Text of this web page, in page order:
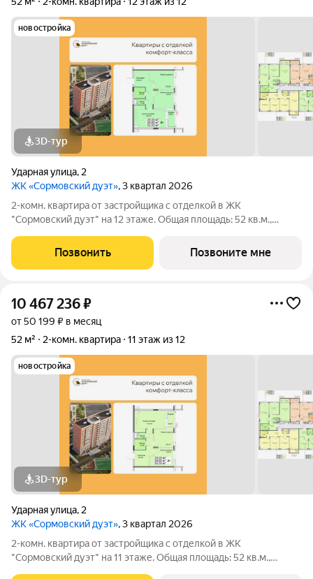
новостройка
3D-тур
Ударная улица, 2
ЖК «Сормовский дуэт», 3 квартал 2026
2-комн. квартира от застройщика с отделкой в ЖК
"Сормовский дуэт" на 12 этаже. Общая площадь: 52 кв.м.,
Комнаты изолированные, все окна выходят на одну сторону. В
квартире одна лоджия,
Позвонить Позвоните мне
10 467 236₽
от 50 199 ₽ в месяц
52 м²
2-комн. квартира 11 этаж из 12
новостройка
3D-тур
Ударная улица, 2
ЖК «Сормовский дуэт», 3 квартал 2026
2-комн. квартира от застройщика с отделкой в ЖК
"Сормовский дуэт" на 11 этаже. Общая площадь: 52 кв.м.,